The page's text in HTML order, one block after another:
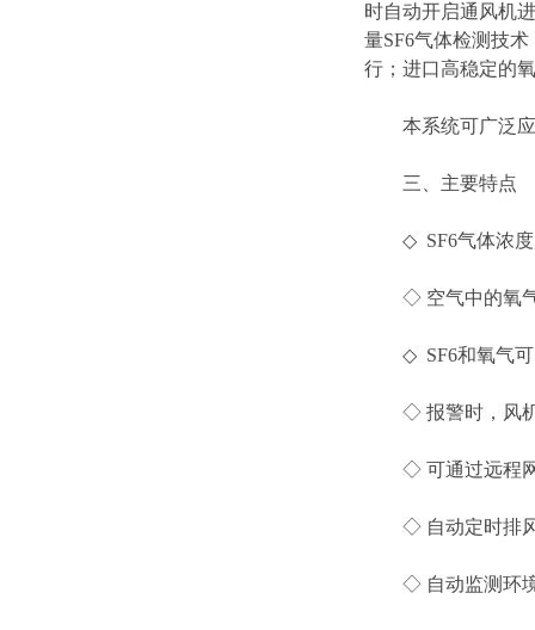
时自动开启通风机
量SF6气体检测技
行；进口高稳定的
本系统可广泛应
三、主要特点
◇ SF6气体浓度
◇ 空气中的氧气
◇ SF6和氧气可
◇ 报警时，风机
◇ 可通过远程网
◇ 自动定时排风
◇ 自动监测环境